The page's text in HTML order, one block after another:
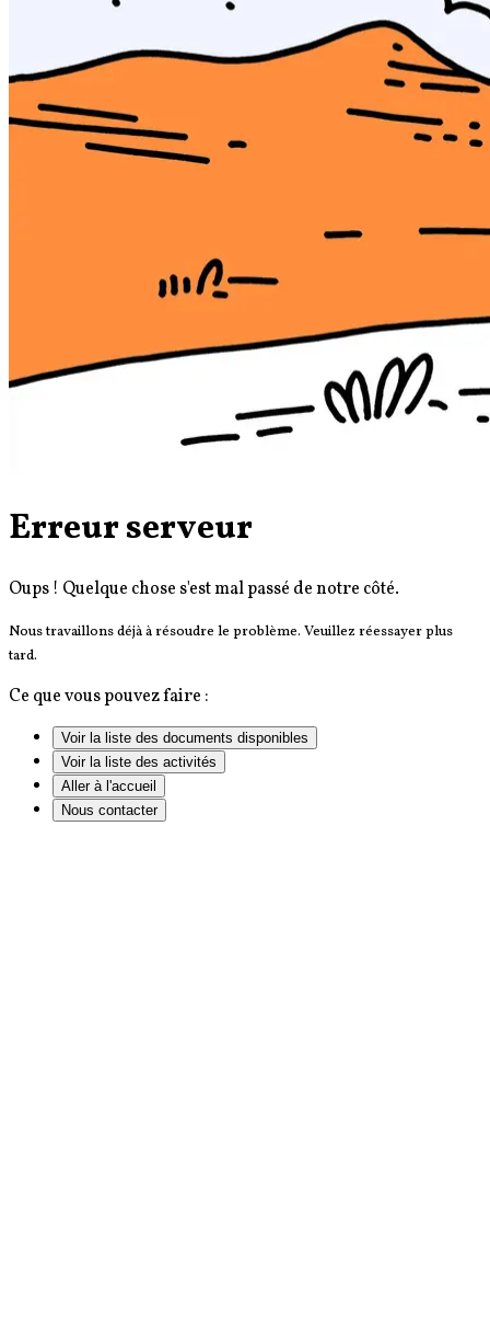
Erreur serveur
Oups ! Quelque chose s'est mal passé de notre côté.
Nous travaillons déjà à résoudre le problème. Veuillez réessayer plus
tard.
Ce que vous pouvez faire :
Voir la liste des documents disponibles
Voir la liste des activités
Aller à l'accueil
Nous contacter